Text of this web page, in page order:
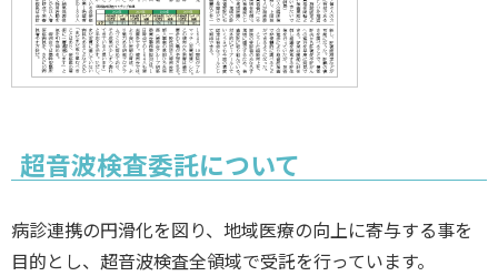
超音波検査委託について
病診連携の円滑化を図り、地域医療の向上に寄与する事を
目的とし、超音波検査全領域で受託を行っています。